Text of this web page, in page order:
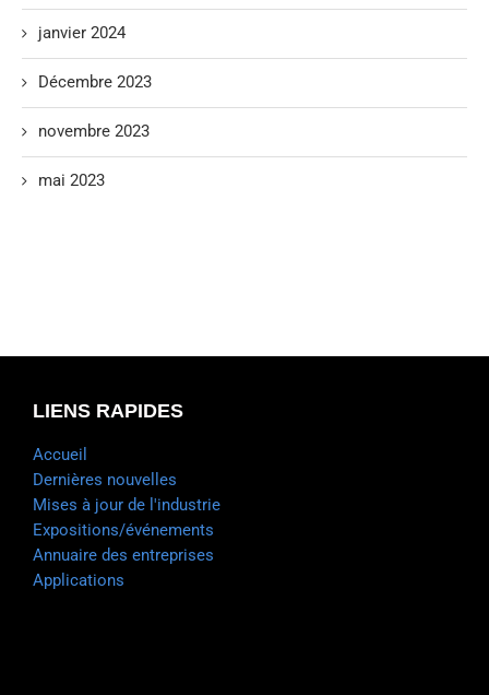
janvier 2024
Décembre 2023
novembre 2023
mai 2023
LIENS RAPIDES
Accueil
Dernières nouvelles
Mises à jour de l'industrie
Expositions/événements
Annuaire des entreprises
Applications